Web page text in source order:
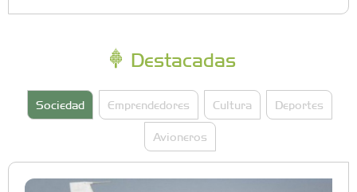
Destacadas
Sociedad Emprendedores Cultura Deportes
Avioneros